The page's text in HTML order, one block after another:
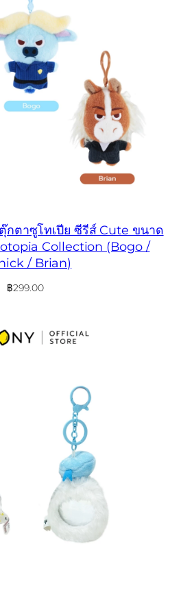
กตาซูโทเปีย ซีรีส์ Cute ขนาด
Collection (Bogo /
/ Brian)
฿299.00